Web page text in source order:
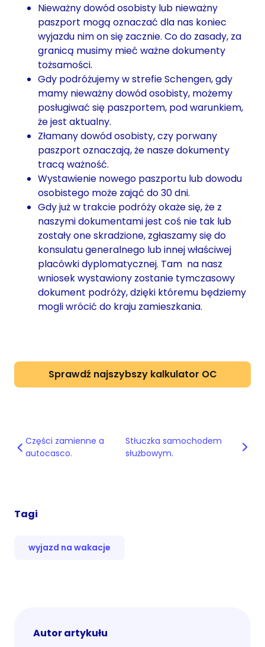
Nieważny dowód osobisty lub nieważny
paszport mogą oznaczać dla nas koniec
wyjazdu nim on się zacznie. Co do zasady, za
granicą musimy mieć ważne dokumenty
tożsamości.
Gdy podróżujemy w strefie Schengen, gdy
mamy nieważny dowód osobisty, możemy
posługiwać się paszportem, pod warunkiem,
że jest aktualny.
Złamany dowód osobisty, czy porwany
paszport oznaczają, że nasze dokumenty
tracą ważność.
Wystawienie nowego paszportu lub dowodu
osobistego może zająć do 30 dni.
Gdy już w trakcie podróży okaże się, że z
naszymi dokumentami jest coś nie tak lub
zostały one skradzione, zgłaszamy się do
konsulatu generalnego lub innej właściwej
placówki dyplomatycznej. Tam na nasz
wniosek wystawiony zostanie tymczasowy
dokument podróży, dzięki któremu będziemy
mogli wrócić do kraju zamieszkania.
Sprawdź najszybszy kalkulator OC
Części zamienne a
autocasco.
Stłuczka samochodem
służbowym.
Tagi
wyjazd na wakacje
Autor artykułu